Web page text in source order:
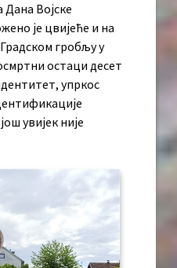
Војске
је цвијеће и на
гробљу у
остаци десет
упркос
увијек није